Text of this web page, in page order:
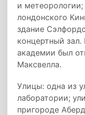
и
лондонского
здание
концертный
академии был
Максвелла.
Улицы: одна из
лаборатории;
пригороде